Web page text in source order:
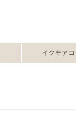
イクモアコ